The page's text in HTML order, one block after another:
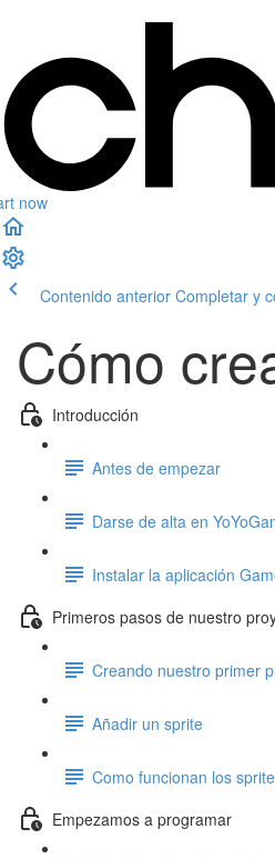
now
Contenido anterior Completar y
Cómo
Introducción
Antes de empezar
Darse de alta en
Instalar la aplicación
Primeros pasos de nuestro
Creando nuestro primer
Añadir un sprite
Como funcionan los
Empezamos a programar